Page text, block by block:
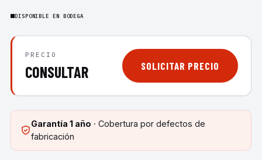
DISPONIBLE EN BODEGA
PRECIO
CONSULTAR SOLICITAR PRECIO
Garantía 1 año · Cobertura por defectos de
fabricación